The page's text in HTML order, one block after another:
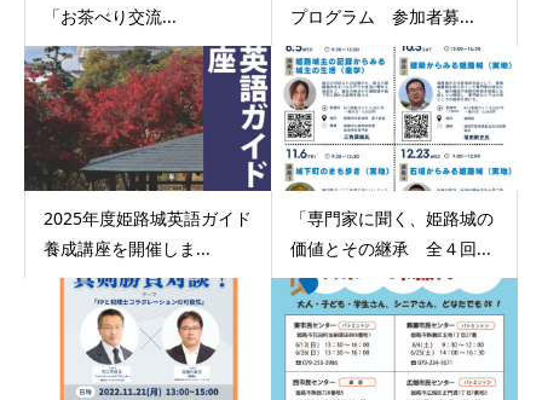
「お茶べり交流...
プログラム 参加者募...
2025年度姫路城英語ガイド
養成講座を開催しま...
「専門家に聞く、姫路城の
価値とその継承 全４回...